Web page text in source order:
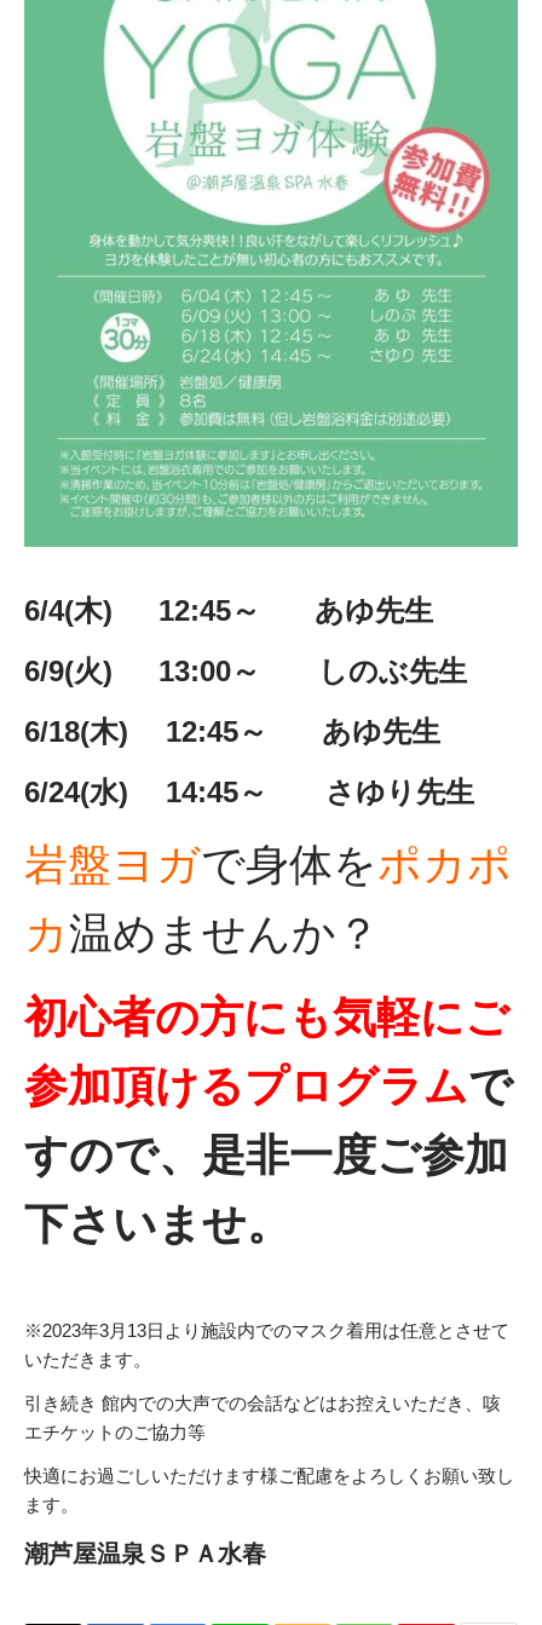
6/4(木) 12:45～ あゆ先生
6/9(火) 13:00～ しのぶ先生
6/18(木) 12:45～ あゆ先生
6/24(水) 14:45～ さゆり先生
岩盤ヨガで身体をポカポ
カ温めませんか？
初心者の方にも気軽にご
参加頂けるプログラムで
すので、是非一度ご参加
下さいませ。
※2023年3月13日より施設内でのマスク着用は任意とさせて
いただきます。
引き続き 館内での大声での会話などはお控えいただき、咳
エチケットのご協力等
快適にお過ごしいただけます様ご配慮をよろしくお願い致し
ます。
潮芦屋温泉ＳＰＡ水春